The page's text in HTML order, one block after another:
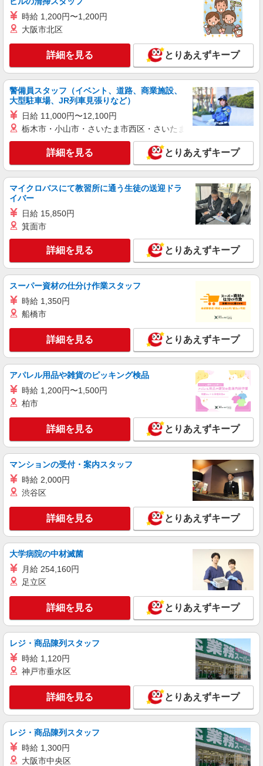
(試用期間2ヶ月) 残業が発生した場合、残業代を1
全国設計事務所健康保険組合 （東京都渋谷区
千駄ヶ谷2-37-9）
キープ 詳細を見る
アルバイト パート
コンパスグループ・ジャパン株式会社 20988_p
調理補助【アルバイト・パート】
(試用期間2ヶ月) 残業が発生した場合、残業代を1
分単位で別途支給します。
ＳＵＢＡＲＵ本社 （東京都渋谷区恵比寿1-
20-8）
詳細を見る
アルバイト
コンパスグループ・ジャパン株式会社 21475_p
調理補助【アルバイト・パート】
時給1,400円以上 試用期間中 時給1,400円以上
(試用期間2ヶ月) 残業が発生した場合、残業代を1
分単位で別途支給します。
世界的ＩＴ企業 24Ｆカフェ （東京都渋谷
区渋谷3-21-3 渋谷ストリーム 24F）
キープ 詳細を見る
コンパスグループ・ジャパン株式会社 39672_f
料理長【正社員】
月給30万円〜38万円 試用期間中 月給30万円〜
代を1分単位で別途支給します。 ▼理論年収（基
本給12ヵ月＋賞与） 4,200,000〜5,320,000円 ▼
想定年収（理論年収＋残業20H/月）
4,723,256〜5,982,791円 ※給与は経験や前職給与
に応じて決定します。
トラストガーデン南平台 （東京都渋谷区南平
台町９－６）
キープ 詳細を見る
正社員
コンパスグループ・ジャパン株式会社 39672_f
シェフ【正社員】
月給28万円〜33万円 試用期間中 月給28万円〜
33万円(試用期間3ヶ月) 残業が発生した場合、残業
代を1分単位で別途支給します。 ▼理論年収（基
本給12ヵ月＋賞与） 3,780,000〜4,620,000円 ▼
想定年収（理論年収＋残業20H/月）
4,250,930〜5,195,581円 ※給与は経験や前職給与
トラストガーデン南平台 （東京都渋谷区南平
台町９－６）
詳細を見る
パート
コンパスグループ・ジャパン株式会社 39672_p
調理師【アルバイト・パート】
トラストガーデン南平台 （東京都渋谷区南平
キープ 詳細を見る
アルバイト
コンパスグループ・ジャパン株式会社 21475_p
時給 1,200円〜1,200円
大阪市北区
詳細を見る とりあえずキープ
警備員スタッフ（イベント、道路、商業施設、
大型駐車場、JR列車見張りなど）
日給 11,000円〜12,100円
栃木市・小山市・さいたま市西区・さいたま市岩槻区・久喜市・
詳細を見る とりあえずキープ
マイクロバスにて教習所に通う生徒の送迎ドラ
イバー
日給 15,850円
箕面市
詳細を見る とりあえずキープ
スーパー資材の仕分け作業スタッフ
時給 1,350円
船橋市
詳細を見る とりあえずキープ
アパレル用品や雑貨のピッキング検品
時給 1,200円〜1,500円
柏市
詳細を見る とりあえずキープ
マンションの受付・案内スタッフ
時給 2,000円
渋谷区
詳細を見る とりあえずキープ
大学病院の中材滅菌
月給 254,160円
足立区
詳細を見る とりあえずキープ
レジ・商品陳列スタッフ
時給 1,120円
神戸市垂水区
詳細を見る とりあえずキープ
レジ・商品陳列スタッフ
時給 1,300円
大阪市中央区